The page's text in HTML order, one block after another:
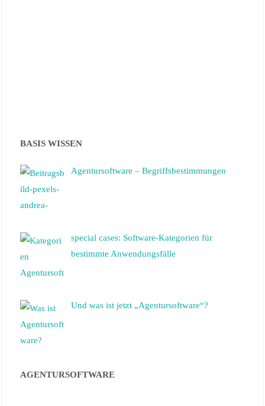
BASIS WISSEN
Agentursoftware – Begriffsbestimmungen
special cases: Software-Kategorien für
bestimmte Anwendungsfälle
Und was ist jetzt „Agentursoftware“?
AGENTURSOFTWARE